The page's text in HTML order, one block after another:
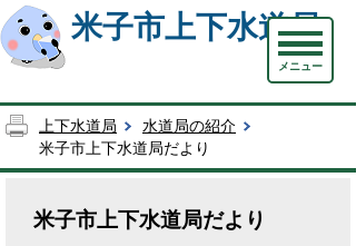
米子市上下水道局
メニュー
上下水道局
水道局の紹介
米子市上下水道局だより
米子市上下水道局だより